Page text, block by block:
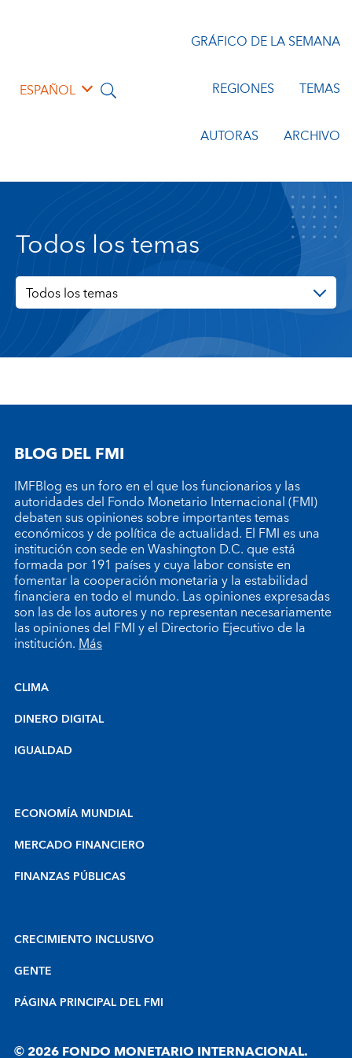
ESPAÑOL
GRÁFICO DE LA SEMANA
REGIONES TEMAS
AUTORAS ARCHIVO
Todos los temas
Todos los temas
BLOG DEL FMI
IMFBlog es un foro en el que los funcionarios y las
autoridades del Fondo Monetario Internacional (FMI)
debaten sus opiniones sobre importantes temas
económicos y de política de actualidad. El FMI es una
institución con sede en Washington D.C. que está
formada por 191 países y cuya labor consiste en
fomentar la cooperación monetaria y la estabilidad
financiera en todo el mundo. Las opiniones expresadas
son las de los autores y no representan necesariamente
las opiniones del FMI y el Directorio Ejecutivo de la
institución.Más
CLIMA
DINERO DIGITAL
IGUALDAD
ECONOMÍA MUNDIAL
MERCADO FINANCIERO
FINANZAS PÚBLICAS
CRECIMIENTO INCLUSIVO
GENTE
PÁGINA PRINCIPAL DEL FMI
© 2026 FONDO MONETARIO INTERNACIONAL.